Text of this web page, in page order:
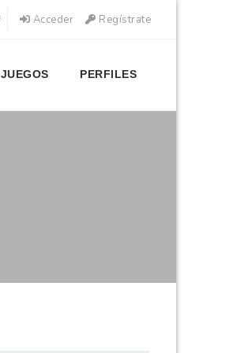
Acceder Regístrate
JUEGOS PERFILES